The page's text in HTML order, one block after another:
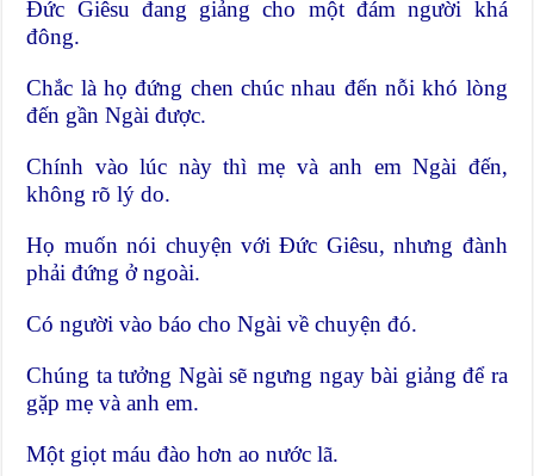
Đức Giêsu đang giảng cho một đám người khá
đông.
Chắc là họ đứng chen chúc nhau đến nỗi khó lòng
đến gần Ngài được.
Chính vào lúc này thì mẹ và anh em Ngài đến,
không rõ lý do.
Họ muốn nói chuyện với Đức Giêsu, nhưng đành
phải đứng ở ngoài.
Có người vào báo cho Ngài về chuyện đó.
Chúng ta tưởng Ngài sẽ ngưng ngay bài giảng để ra
gặp mẹ và anh em.
Một giọt máu đào hơn ao nước lã.